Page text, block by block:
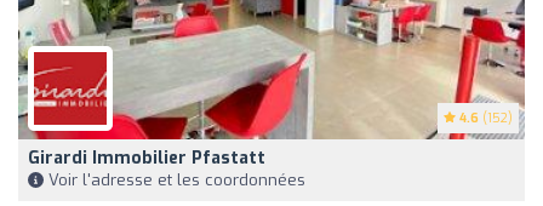
4.6 (152)
Girardi Immobilier Pfastatt
Voir l'adresse et les coordonnées